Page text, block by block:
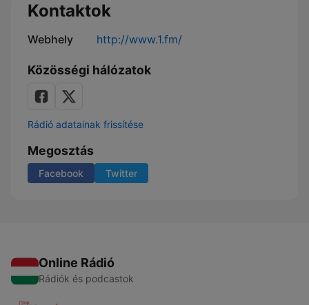
Kontaktok
Webhely http://www.1.fm/
Közösségi hálózatok
Rádió adatainak frissítése
Megosztás
Facebook Twitter
Online Rádió
Rádiók és podcastok